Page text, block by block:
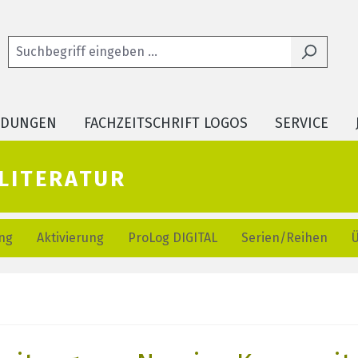
FACHZEITSCHRIFT LOGOS SERVICE
Aktivierung ProLog DIGITAL Serien/Reihen